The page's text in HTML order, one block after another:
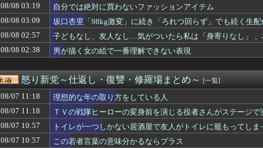
家事上手だと思って結婚した嫁。実は弁当もお菓子も妹に作らせていたと
【悲報】ワイ中学キッズ、電気の計算ができず咽び泣く
ママ友の家は有機ELのSwitchを１台ずつ子供らに買ったの見て（カネモ…
まだ高校生の彼女「子供ができたみたいです」彼氏・彼氏家族「産むのは
これまで結婚手前で3回も破談した経験がある私。どこで相手を見分ければ
息子の年上の友達が悪い子になっていた
映画デートをドタキャンしてきた相手に別の日に一人で見たと告げた。す
百貨店で友達と歩いてたコトメの服が私のだった。追いかけて話をしたら
祖父の会社を顔パスで利用できても自分の家は普通だと思って育った。で
【悲痛】「専業だからママの仕事」ワンオペ家事に限界の私⇒娘「働けば
料理中もドライヤー中もタバコをくわえたまま。灰が落ちそうだし煙を撒
女「今の夫とは離婚する。次はマジメで経済力のある男と結婚したいな」
爺さんの葬式に「私も遺産をもらえるはずだ」と長男嫁がやってきた。婆
高校の頃、担任と隣のクラスの担任が結婚。「お祝いに行こう！」と結婚
08/08 03:19
自分では絶対に買わないファッションアイテム
08/08 03:09
坂口杏里「98kg激変」に続き「ろれつ回らず」でも続く生
08/08 02:57
子どもなし、友人なし…気がついたら私は「身寄りなし」
中、でも孤立は誰にでも起きる
08/08 02:38 男が描く女の絵で一番理解できない表現
怒り新党～仕返し・復讐・修羅場まとめ～ [一覧]
08/07 11:18
理想的な年の取り方をしている人
08/07 11:18
ＴＶの戦隊ヒーローの変身前を演じる役者さんがステージ
あげたい！と小さなプレゼントを用意してた
08/07 10:57
トイレが一つしかない居酒屋で友人がトイレに籠もってし
客を不機嫌そうに睨んでいて神経分からん
08/07 10:57
この若者言葉の意味分かるならプラス